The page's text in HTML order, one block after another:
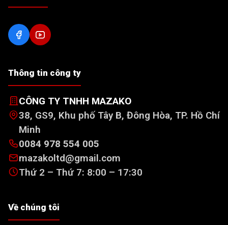
Thông tin công ty
CÔNG TY TNHH MAZAKO
38, GS9, Khu phố Tây B, Đông Hòa, TP. Hồ Chí
Minh
0084 978 554 005
mazakoltd@gmail.com
Thứ 2 – Thứ 7: 8:00 – 17:30
Về chúng tôi